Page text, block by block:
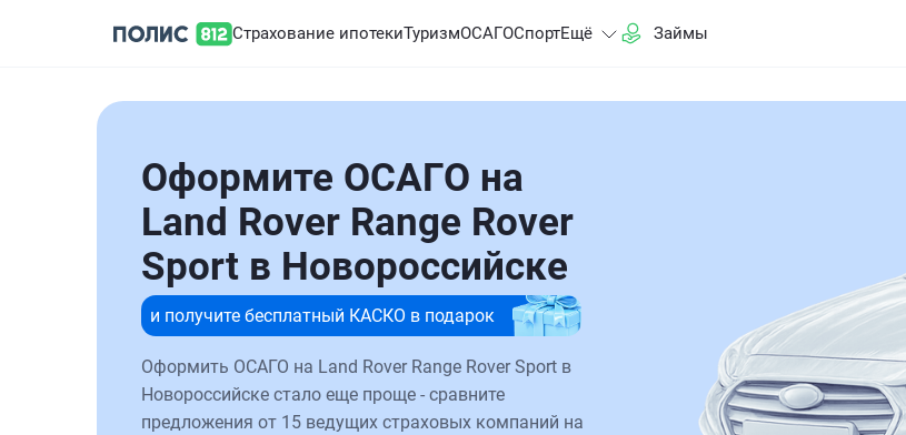
Страхование ипотекиТуризмОСАГОСпортЕщё Займы
Оформите ОСАГО на
Land Rover Range Rover
Sport в Новороссийске
и получите бесплатный КАСКО в подарок
Оформить ОСАГО на Land Rover Range Rover Sport в
Новороссийске стало еще проще - сравните
предложения от 15 ведущих страховых компаний на